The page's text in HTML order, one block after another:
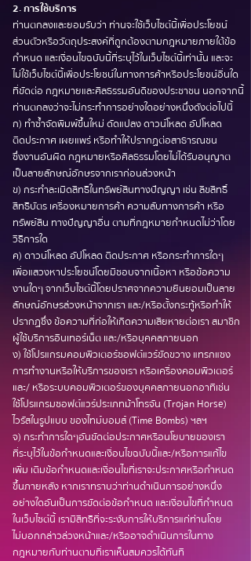
2. การใช้บริการ
ท่านตกลงและยอมรับว่า ท่านจะใช้เว็บไซต์นี้เพื่อประโยชน์
ส่วนตัวหรือวัตถุประสงค์ที่ถูกต้องตามกฎหมายภายใต้ข้อ
กำหนด และเงื่อนไขฉบับนี้ที่ระบุไว้ในเว็บไซต์นี้เท่านั้น และจะ
ไม่ใช้เว็บไซต์นี้เพื่อประโยชน์ในทางการค้าหรือประโยชน์อื่นใด
ที่ขัดต่อ กฎหมายและศีลธรรมอันดีของประชาชน นอกจากนี้
ท่านตกลงว่าจะไม่กระทำการอย่างใดอย่างหนึ่งดังต่อไปนี้
ก) ทำซ้ำจัดพิมพ์ขึ้นใหม่ ดัดแปลง ดาวน์โหลด อัปโหลด
ติดประกาศ เผยแพร่ หรือทำให้ปรากฏต่อสาธารณชน
ซึ่งงานอันผิด กฎหมายหรือศีลธรรมโดยไม่ได้รับอนุญาต
เป็นลายลักษณ์อักษรจากเราก่อนล่วงหน้า
ข) กระทำละเมิดสิทธิในทรัพย์สินทางปัญญา เช่น ลิขสิทธิ์
สิทธิบัตร เครื่องหมายการค้า ความลับทางการค้า หรือ
ทรัพย์สิน ทางปัญญาอื่น ตามที่กฎหมายกำหนดไม่ว่าโดย
วิธีการใด
ค) ดาวน์โหลด อัปโหลด ติดประกาศ หรือกระทำการใดๆ
เพื่อแสวงหาประโยชน์โดยมิชอบจากเนื้อหา หรือข้อความ
งานใดๆ จากเว็บไซต์นี้โดยปราศจากความยินยอมเป็นลาย
ลักษณ์อักษรล่วงหน้าจากเรา และ/หรือตั้งกระทู้หรือทำให้
ปรากฏซึ่ง ข้อความที่ก่อให้เกิดความเสียหายต่อเรา สมาชิก
ผู้ใช้บริการอินเทอร์เน็ต และ/หรือบุคคลภายนอก
ง) ใช้โปรแกรมคอมพิวเตอร์ซอฟต์แวร์ขัดขวาง แทรกแซง
การทำงานหรือให้บริการของเรา หรือเครื่องคอมพิวเตอร์
และ/ หรือระบบคอมพิวเตอร์ของบุคคลภายนอกอาทิเช่น
ใช้โปรแกรมซอฟต์แวร์ประเภทม้าโทรจัน (Trojan Horse)
ไวรัสในรูปแบบ ของไทม์บอมส์ (Time Bombs) ฯลฯ
จ) กระทำการใดๆอันขัดต่อประกาศหรือนโยบายของเรา
ที่ระบุไว้ในข้อกำหนดและเงื่อนไขฉบับนี้และ/หรือการแก้ไข
เพิ่ม เติมข้อกำหนดและเงื่อนไขที่เราจะประกาศหรือกำหนด
ขึ้นภายหลัง หากเราทราบว่าท่านดำเนินการอย่างหนึ่ง
อย่างใดอันเป็นการขัดต่อข้อกำหนด และเงื่อนไขที่กำหนด
ในเว็บไซต์นี้ เรามีสิทธิที่จะระงับการให้บริการแก่ท่านโดย
ไม่บอกกล่าวล่วงหน้าและ/หรืออาจดำเนินการในทาง
กฎหมายกับท่านตามที่เราเห็นสมควรได้ทันที